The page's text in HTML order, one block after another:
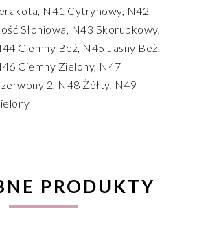
N41 Cytrynowy, N42
Słoniowa, N43 Skorupkowy,
Ciemny Beż, N45 Jasny Beż,
Ciemny Zielony, N47
2, N48 Żółty, N49
PRODUKTY